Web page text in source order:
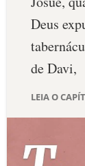
SALMO DO DIA
DEVOCIONAL
ESBOÇOS DE
Deus
de Davi,
LEIA O